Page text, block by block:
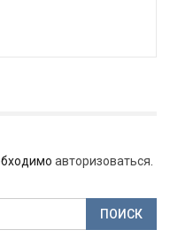
авторизоваться